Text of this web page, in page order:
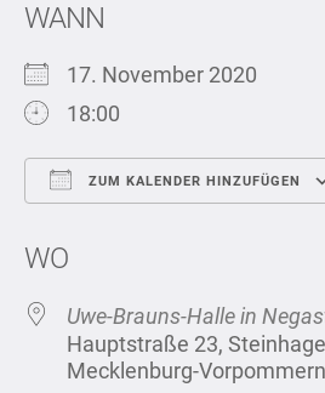
WANN
17. November 2020
18:00
ZUM KALENDER HINZUFÜGEN
WO
Uwe-Brauns-Halle in
Hauptstraße 23,
Mecklenburg-